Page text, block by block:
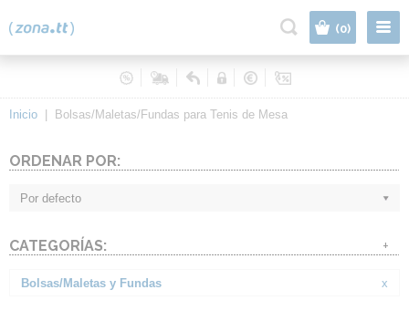
(0)
Inicio Bolsas/Maletas/Fundas para Tenis de Mesa
ORDENAR POR:
Por defecto
CATEGORÍAS: +
Bolsas/Maletas y Fundas x